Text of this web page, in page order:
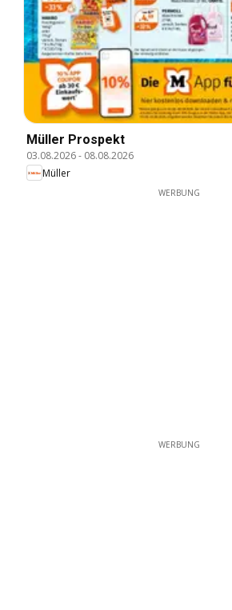
Müller Prospekt
03.08.2026- 08.08.2026
Müller
WERBUNG
WERBUNG